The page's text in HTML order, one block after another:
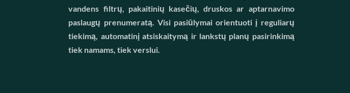
vandens filtrų, pakaitinių kasečių, druskos ar aptarnavimo
paslaugų prenumeratą. Visi pasiūlymai orientuoti į reguliarų
tiekimą, automatinį atsiskaitymą ir lankstų planų pasirinkimą
tiek namams, tiek verslui.